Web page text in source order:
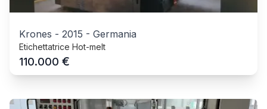
Krones - 2015 - Germania
Etichettatrice Hot-melt
110.000 €